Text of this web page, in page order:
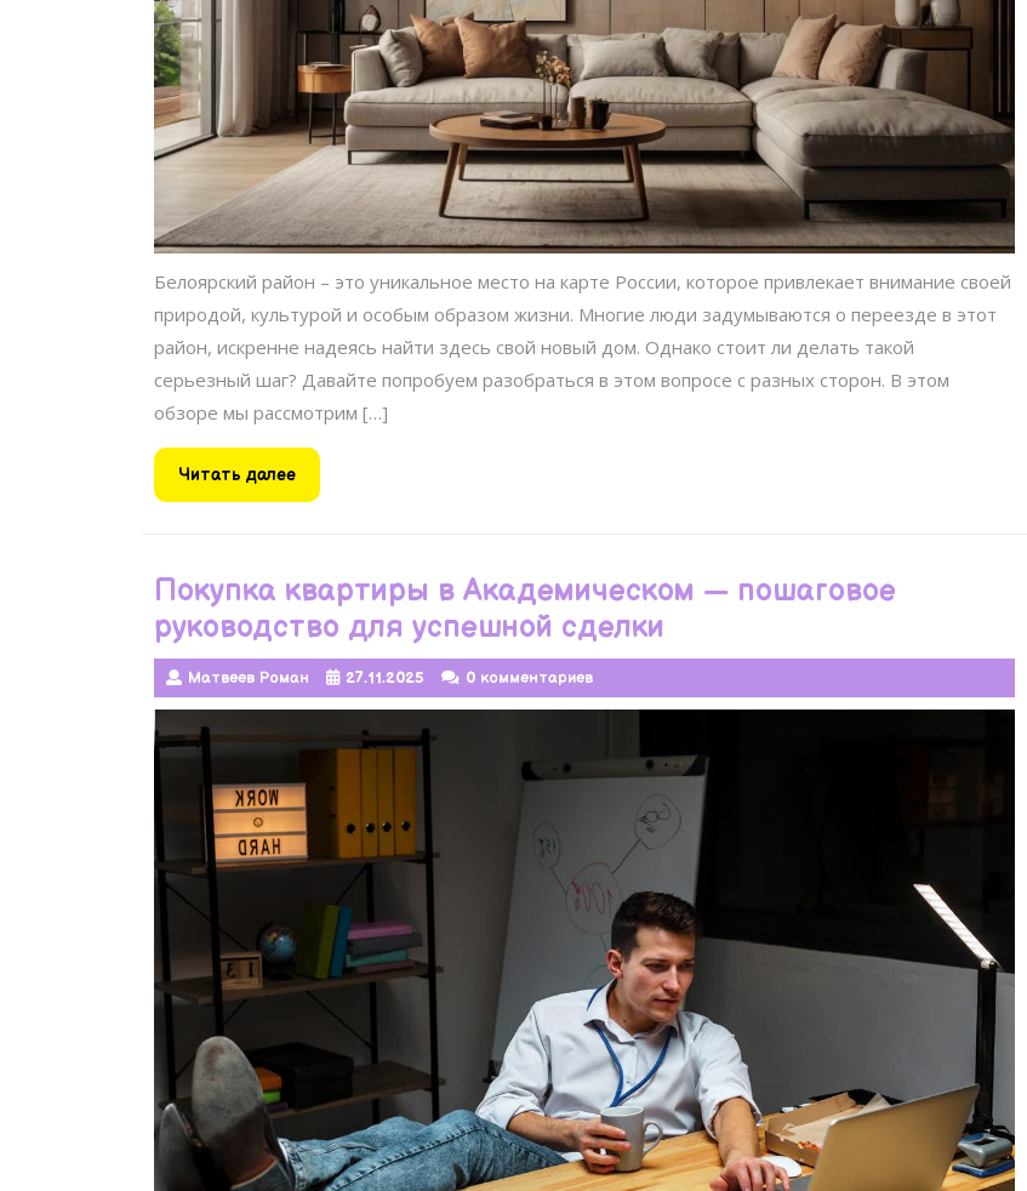
Белоярский район – это уникальное место на карте России, которое привлекает внимание своей
природой, культурой и особым образом жизни. Многие люди задумываются о переезде в этот
район, искренне надеясь найти здесь свой новый дом. Однако стоит ли делать такой
серьезный шаг? Давайте попробуем разобраться в этом вопросе с разных сторон. В этом
обзоре мы рассмотрим […]
Читать далееЧитать
далее
Покупка квартиры в Академическом — пошаговое
руководство для успешной сделки
Матвеев Роман 27.11.2025 0 комментариев